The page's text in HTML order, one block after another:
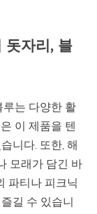
돗자리, 블
루는 다양한 활
이 제품을 텐
니다. 또한, 해
모래가 담긴 바
파티나 피크닉
길 수 있습니